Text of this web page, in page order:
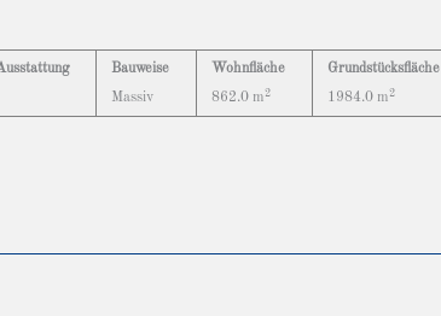
Bauweise
Massiv
Wohnfläche
862.0 m2
Grundstücksfläche
1984.0 m2